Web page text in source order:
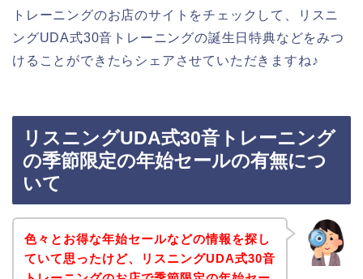
トレーニングのお店のサイトをチェックして、リスニ
ングUDA式30音トレーニングの誕生日特典などをみつ
けることができたらシェアさせていただきますね♪
リスニングUDA式30音トレーニング
の季節限定の年始セールの有無につ
いて
色々とお得な年始セールなどの情報を探し
ていて思ったけど、リスニングUDA式30音